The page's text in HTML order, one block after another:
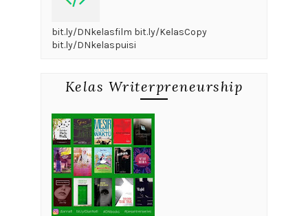
bit.ly/DNkelasfilm bit.ly/KelasCopy
bit.ly/DNkelaspuisi
Kelas Writerpreneurship